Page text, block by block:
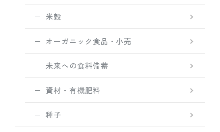
米穀
オーガニック食品・小売
未来への食料備蓄
資材・有機肥料
種子